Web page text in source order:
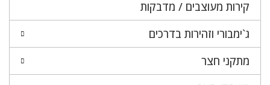
קירות מעוצבים / מדבקות
ג`ימבורי וזהירות בדרכים
מתקני חצר